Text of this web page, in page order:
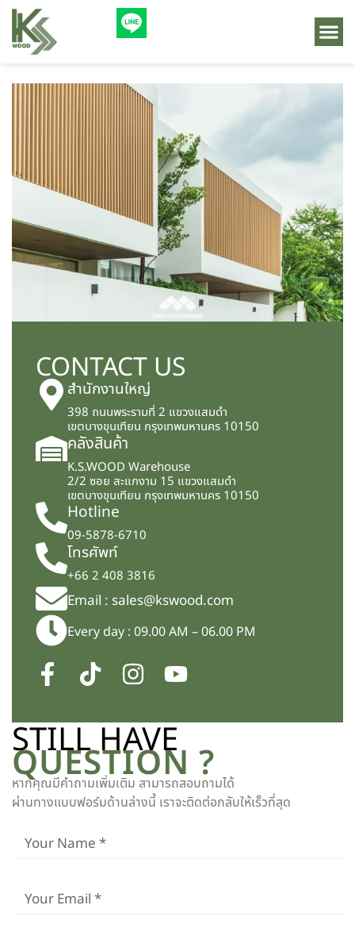
CONTACT US
สำนักงานใหญ่
398 ถนนพระรามที่ 2 แขวงแสมดำ
เขตบางขุนเทียน กรุงเทพมหานคร 10150
คลังสินค้า
K.S.WOOD Warehouse
2/2 ซอย สะแกงาม 15 แขวงแสมดำ
เขตบางขุนเทียน กรุงเทพมหานคร 10150
Hotline
09-5878-6710
โทรศัพท์
+66 2 408 3816
Email : sales@kswood.com
Every day : 09.00 AM – 06.00 PM
STILL HAVE
QUESTION ?
หากคุณมีคำถามเพิ่มเติม สามารถสอบถามได้
ผ่านทางแบบฟอร์มด้านล่างนี้ เราจะติดต่อกลับให้เร็วที่สุด